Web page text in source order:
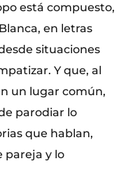
está compuesto,
en letras
situaciones
Y que, al
un lugar común,
parodiar lo
que hablan,
pareja y lo